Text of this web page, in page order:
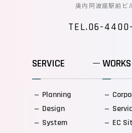
奥内阿波座駅前ビ
TEL.06-
SERVICE
Planning
Design
System
WORKS
EC